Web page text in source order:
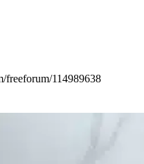
freeforum/114989638